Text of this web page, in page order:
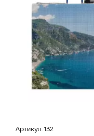
Артикул: 132